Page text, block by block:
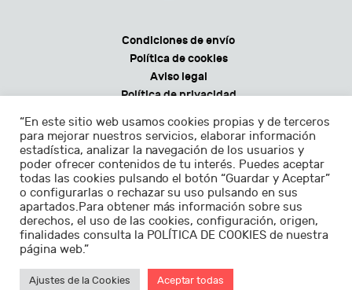
Condiciones de envío
Política de cookies
Aviso legal
Política de privacidad
Horarios:
Lunes - sábados de 9.30 a 22.30h
Domingos de 11.00 a 22.30h
“En este sitio web usamos cookies propias y de terceros
para mejorar nuestros servicios, elaborar información
estadística, analizar la navegación de los usuarios y
poder ofrecer contenidos de tu interés. Puedes aceptar
todas las cookies pulsando el botón “Guardar y Aceptar”
o configurarlas o rechazar su uso pulsando en sus
apartados.Para obtener más información sobre sus
derechos, el uso de las cookies, configuración, origen,
finalidades consulta la POLÍTICA DE COOKIES de nuestra
página web.”
Ajustes de la Cookies Aceptar todas